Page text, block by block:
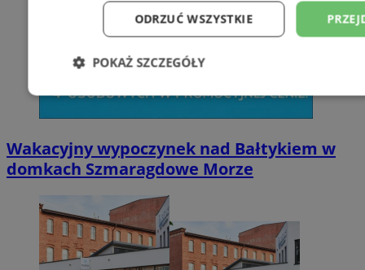
Wakacyjny wypoczynek nad Bałtykiem w
domkach Szmaragdowe Morze
ODRZUĆ WSZYSTKIE
POKAŻ SZCZEGÓŁY
Niezbędne Wydajność
Niesklasyfikowane